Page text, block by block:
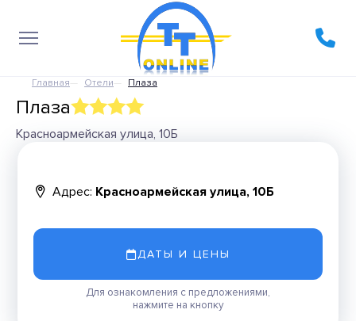
Главная Отели Плаза
Плаза
Красноармейская улица, 10Б
Адрес: Красноармейская улица, 10Б
ДАТЫ И ЦЕНЫ
Для ознакомления с предложениями,
нажмите на кнопку